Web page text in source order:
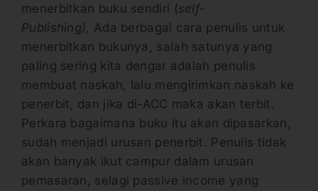
menerbitkan buku sendiri (self-
Publishing), Ada berbagai cara penulis untuk
menerbitkan bukunya, salah satunya yang
paling sering kita dengar adalah penulis
membuat naskah, lalu mengirimkan naskah ke
penerbit, dan jika di-ACC maka akan terbit.
Perkara bagaimana buku itu akan dipasarkan,
sudah menjadi urusan penerbit. Penulis tidak
akan banyak ikut campur dalam urusan
pemasaran, selagi passive income yang